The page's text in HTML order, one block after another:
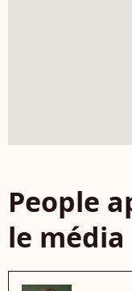
People
le média